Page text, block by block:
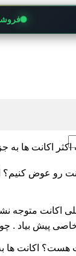
اکثر اکانت ها
رو عوض کنیم؟
اکانت متوجه
خاصی پیش بیاد
هست؟ اکانت